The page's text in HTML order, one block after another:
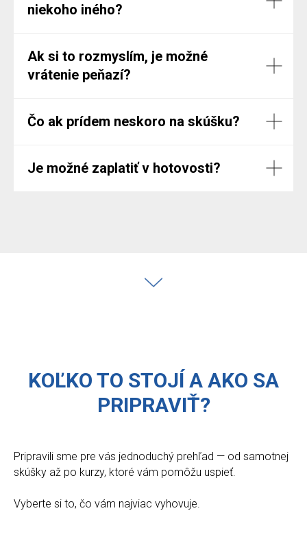
niekoho iného?
Ak si to rozmyslím, je možné
vrátenie peňazí?
Čo ak prídem neskoro na skúšku?
Je možné zaplatiť v hotovosti?
KOĽKO TO STOJÍ A AKO SA
PRIPRAVIŤ?
Pripravili sme pre vás jednoduchý prehľad — od samotnej
skúšky až po kurzy, ktoré vám pomôžu uspieť.
Vyberte si to, čo vám najviac vyhovuje.